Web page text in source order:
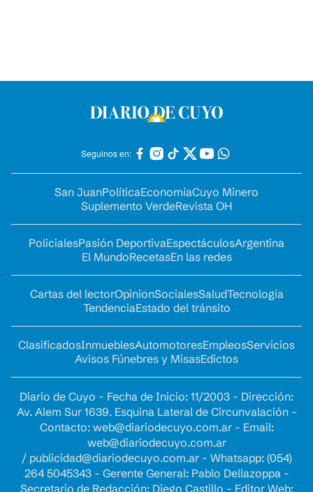
Seguinos en:
San JuanPolíticaEconomíaCuyo Minero
Suplemento VerdeRevista OH
PolicialesPasión DeportivaEspectáculosArgentina
El MundoRecetasEn las redes
Cartas del lectorOpinionSocialesSaludTecnología
TendenciaEstado del tránsito
ClasificadosInmueblesAutomotoresEmpleosServicios
Avisos Fúnebres y MisasEdictos
Diario de Cuyo - Fecha de Inicio: 11/2003 - Dirección:
Av. Alem Sur 1639. Esquina Lateral de Circunvalación -
Contacto: web@diariodecuyo.com.ar- Email:
web@diariodecuyo.com.ar
/ publicidad@diariodecuyo.com.ar- Whatsapp: (054)
264 5045343 - Gerente General: Pablo Dellazoppa -
Secretario de Redacción: Diego Castillo - Editor Web: